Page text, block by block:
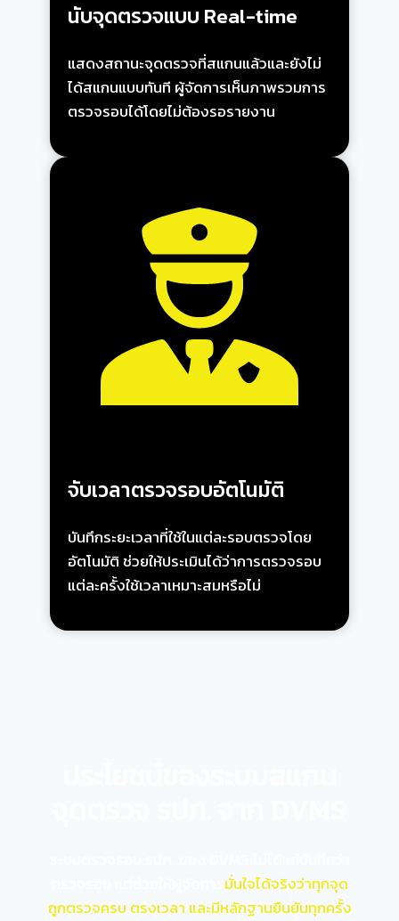
นับจุดตรวจแบบ Real-time
แสดงสถานะจุดตรวจที่สแกนแล้วและยังไม่
ได้สแกนแบบทันที ผู้จัดการเห็นภาพรวมการ
ตรวจรอบได้โดยไม่ต้องรอรายงาน
จับเวลาตรวจรอบอัตโนมัติ
บันทึกระยะเวลาที่ใช้ในแต่ละรอบตรวจโดย
อัตโนมัติ ช่วยให้ประเมินได้ว่าการตรวจรอบ
แต่ละครั้งใช้เวลาเหมาะสมหรือไม่
มั่นใจได้จริงว่าทุกจุด
ถูกตรวจครบ ตรงเวลา และมีหลักฐานยืนยันทุกครั้ง